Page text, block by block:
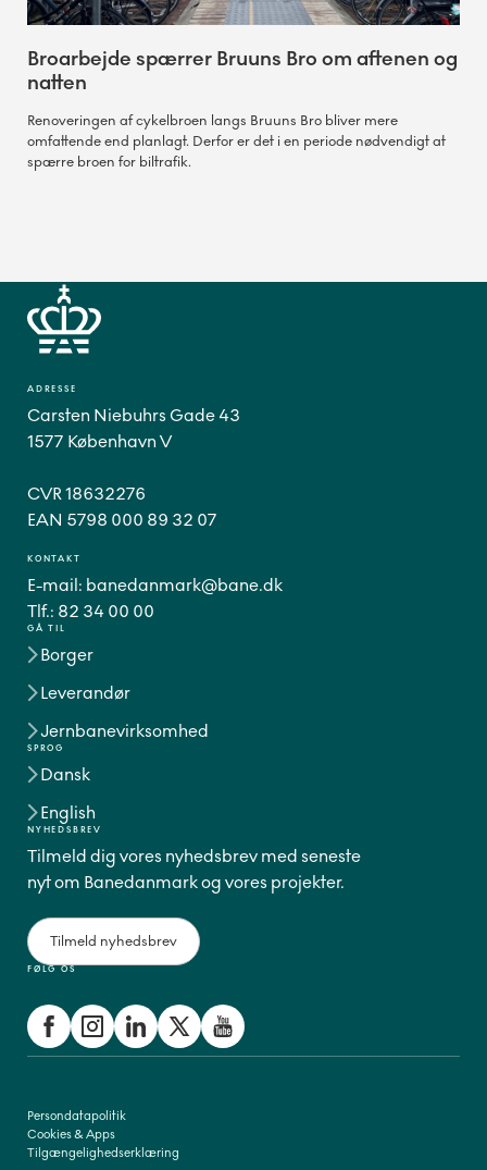
Broarbejde spærrer Bruuns Bro om aftenen og
natten
Renoveringen af cykelbroen langs Bruuns Bro bliver mere
omfattende end planlagt. Derfor er det i en periode nødvendigt at
spærre broen for biltrafik.
GÅ TIL
Borger
Leverandør
Jernbanevirksomhed
SPROG
Dansk
English
FØLG OS
ADRESSE
Carsten Niebuhrs Gade 43
1577 København V
CVR 18632276
EAN 5798 000 89 32 07
KONTAKT
E-mail: banedanmark@bane.dk
Tlf.: 82 34 00 00
NYHEDSBREV
Tilmeld dig vores nyhedsbrev med seneste
nyt om Banedanmark og vores projekter.
Tilmeld nyhedsbrev
Persondatapolitik
Cookies & Apps
Tilgængelighedserklæring